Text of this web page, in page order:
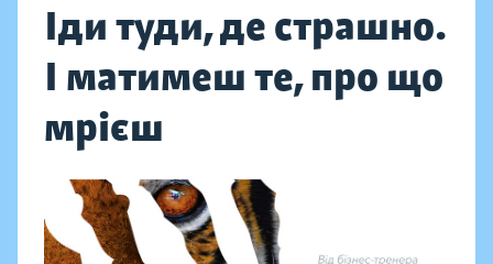
Іди туди, де страшно.
І матимеш те, про що
мрієш